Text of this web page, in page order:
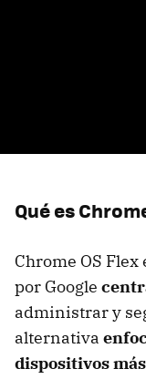
Qué es
Chrome OS
por Google
administrar y
alternativa
dispositivos